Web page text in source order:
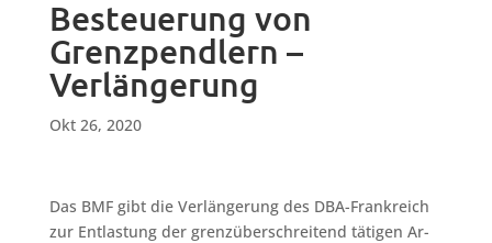
Besteuerung von
Grenzpendlern –
Verlängerung
Okt 26, 2020
Das BMF gibt die Verlängerung des DBA-Frankreich
zur Ent­las­tung der grenz­über­schrei­tend tä­ti­gen Ar­